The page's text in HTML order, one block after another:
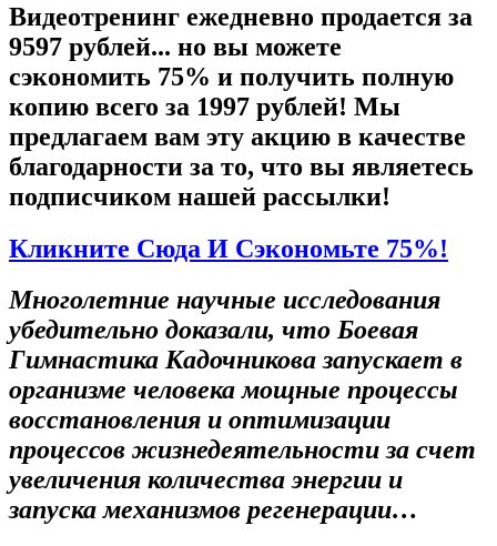
Видеотренинг ежедневно продается за
9597 рублей... но вы можете
сэкономить 75% и получить полную
копию всего за 1997 рублей! Мы
предлагаем вам эту акцию в качестве
благодарности за то, что вы являетесь
подписчиком нашей рассылки!
Кликните Сюда И Сэкономьте 75%!
Многолетние научные исследования
убедительно доказали, что Боевая
Гимнастика Кадочникова запускает в
организме человека мощные процессы
восстановления и оптимизации
процессов жизнедеятельности за счет
увеличения количества энергии и
запуска механизмов регенерации…